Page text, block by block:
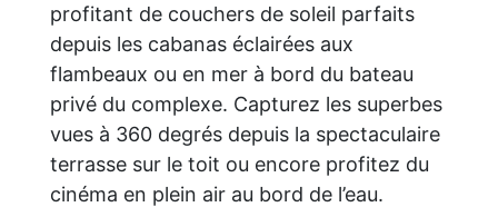
profitant de couchers de soleil parfaits
depuis les cabanas éclairées aux
flambeaux ou en mer à bord du bateau
privé du complexe. Capturez les superbes
vues à 360 degrés depuis la spectaculaire
terrasse sur le toit ou encore profitez du
cinéma en plein air au bord de l’eau.